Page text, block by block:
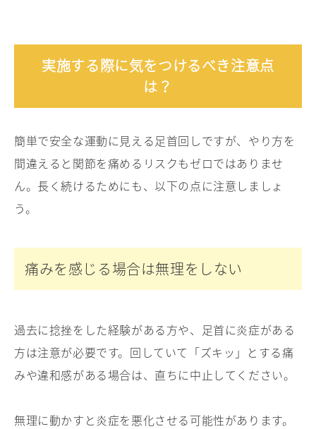
実施する際に気をつけるべき注意点
は？
簡単で安全な運動に見える足首回しですが、やり方を
間違えると関節を痛めるリスクもゼロではありませ
ん。長く続けるためにも、以下の点に注意しましょ
う。
痛みを感じる場合は無理をしない
過去に捻挫をした経験がある方や、足首に炎症がある
方は注意が必要です。回していて「ズキッ」とする痛
みや違和感がある場合は、直ちに中止してください。
無理に動かすと炎症を悪化させる可能性があります。